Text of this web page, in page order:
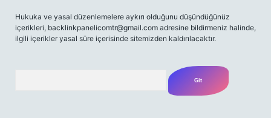
Hukuka ve yasal düzenlemelere aykırı olduğunu düşündüğünüz
içerikleri, backlinkpanelicomtr@gmail.com adresine bildirmeniz halinde,
ilgili içerikler yasal süre içerisinde sitemizden kaldırılacaktır.